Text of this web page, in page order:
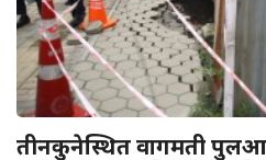
तीनकुनेस्थित वागमती